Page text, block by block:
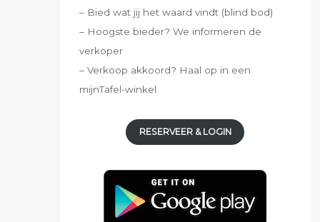
– Bied wat jij het waard vindt (blind bod)
– Hoogste bieder? We informeren de
verkoper
– Verkoop akkoord? Haal op in een
mijnTafel-winkel
RESERVEER & LOGIN